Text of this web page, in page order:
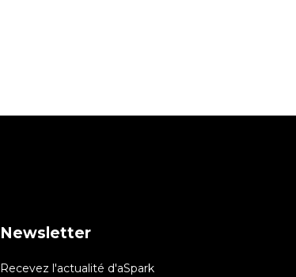
Newsletter
Recevez l'actualité d'aSpark